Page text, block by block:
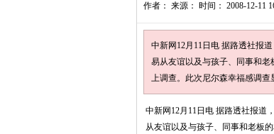
作者： 来源： 时间： 2008-12-11
中新网12月11日电 据路透社报
易从友谊以及与孩子、同事和老
上调查。此次尼尔森幸福感调查
中新网12月11日电 据路透社报道
从友谊以及与孩子、同事和老板的